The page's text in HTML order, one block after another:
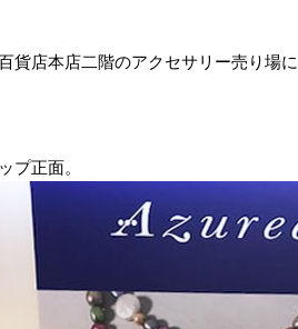
貨店本店二階のアクセサリー売り場
プ正面。